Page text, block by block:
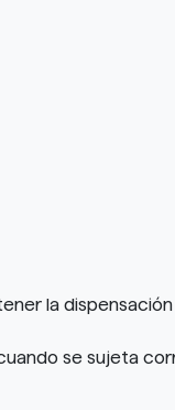
la dispensación
se sujeta